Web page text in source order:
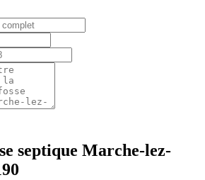
septique Marche-lez-